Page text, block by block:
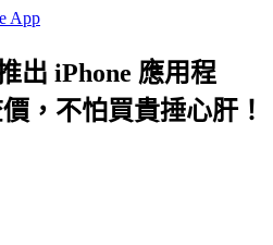
App
出 iPhone 應用程
，不怕買貴捶心肝！